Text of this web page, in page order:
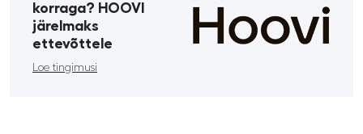
korraga? HOOVI
järelmaks
ettevõttele
Loe tingimusi